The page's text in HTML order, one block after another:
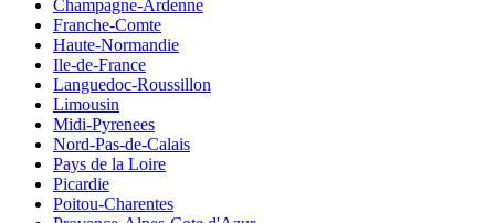
Champagne-Ardenne
Franche-Comte
Haute-Normandie
Ile-de-France
Languedoc-Roussillon
Limousin
Midi-Pyrenees
Nord-Pas-de-Calais
Pays de la Loire
Picardie
Poitou-Charentes